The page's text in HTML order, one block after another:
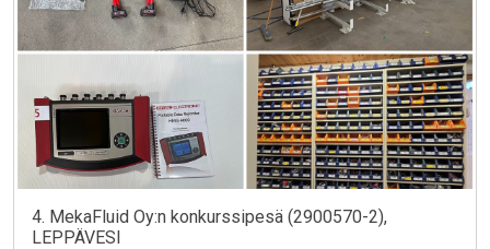
4. MekaFluid Oy:n konkurssipesä (2900570-2),
LEPPÄVESI